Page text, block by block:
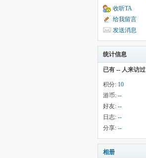
收听TA
给我留言
发送消息
统计信息
已有 -- 人来访过
积分: 10
游币: --
好友: --
日志: --
分享: --
相册